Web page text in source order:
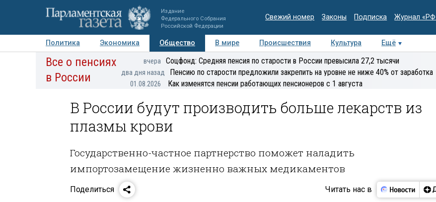
Издание
Федерального Собрания
Российской Федерации
Свежий номер Законы Подписка Журнал «РФ
Политика Экономика Общество В мире Происшествия Культура Ещё
Авторы Персоны Мнения Регионы Медиацентр Интервью Колумнисты
Все о пенсиях
в России
вчера Соцфонд: Средняя пенсия по старости в России превысила 27,2 тысячи
два дня назад Пенсию по старости предложили закрепить на уровне не ниже 40% от заработка
01.08.2026 Как изменятся пенсии работающих пенсионеров с 1 августа
В России будут производить больше лекарств из
плазмы крови
Государственно-частное партнерство поможет наладить
импортозамещение жизненно важных медикаментов
Поделиться Читать нас в